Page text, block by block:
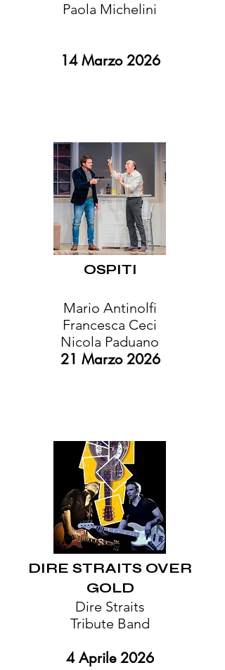
Paola Michelini
14 Marzo 2026
OSPITI
Mario Antinolfi
Francesca Ceci
Nicola Paduano
21 Marzo 2026​
DIRE STRAITS OVER
GOLD
Dire Straits
Tribute Band
4 Aprile 2026